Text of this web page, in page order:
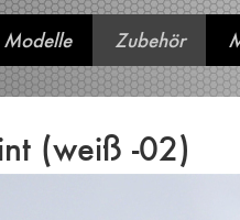
Modelle Zubehör
(weiß -02)